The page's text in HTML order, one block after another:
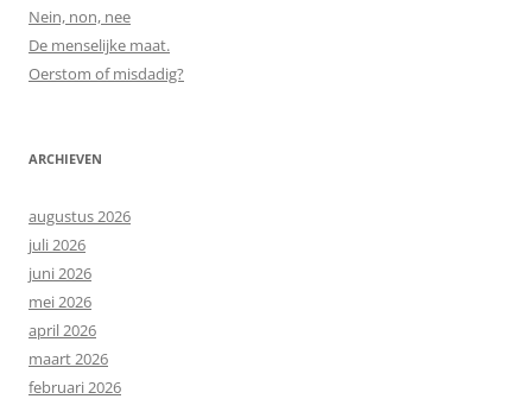
Nein, non, nee
De menselijke maat.
Oerstom of misdadig?
ARCHIEVEN
augustus 2026
juli 2026
juni 2026
mei 2026
april 2026
maart 2026
februari 2026